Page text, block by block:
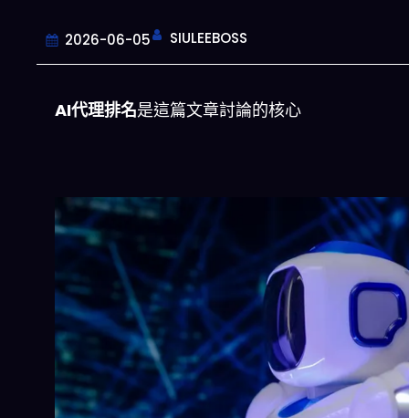
2026-06-05 SIULEEBOSS
AI代理排名是這篇文章討論的核心